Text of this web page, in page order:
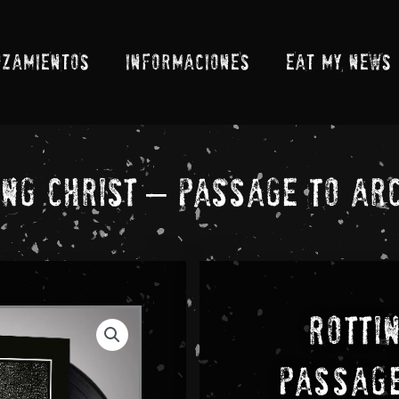
INFORMACIONES EAT MY NEWS
Christ – Passage To